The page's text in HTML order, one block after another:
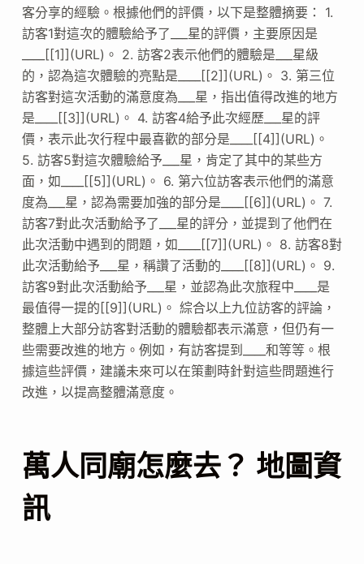
客分享的經驗。根據他們的評價，以下是整體摘要： 1.
訪客1對這次的體驗給予了___星的評價，主要原因是
____[[1]](URL)。 2. 訪客2表示他們的體驗是___星級
的，認為這次體驗的亮點是____[[2]](URL)。 3. 第三位
訪客對這次活動的滿意度為___星，指出值得改進的地方
是____[[3]](URL)。 4. 訪客4給予此次經歷___星的評
價，表示此次行程中最喜歡的部分是____[[4]](URL)。
5. 訪客5對這次體驗給予___星，肯定了其中的某些方
面，如____[[5]](URL)。 6. 第六位訪客表示他們的滿意
度為___星，認為需要加強的部分是____[[6]](URL)。 7.
訪客7對此次活動給予了___星的評分，並提到了他們在
此次活動中遇到的問題，如____[[7]](URL)。 8. 訪客8對
此次活動給予___星，稱讚了活動的____[[8]](URL)。 9.
訪客9對此次活動給予___星，並認為此次旅程中____是
最值得一提的[[9]](URL)。 綜合以上九位訪客的評論，
整體上大部分訪客對活動的體驗都表示滿意，但仍有一
些需要改進的地方。例如，有訪客提到____和等等。根
據這些評價，建議未來可以在策劃時針對這些問題進行
改進，以提高整體滿意度。
萬人同廟怎麼去？ 地圖資
訊